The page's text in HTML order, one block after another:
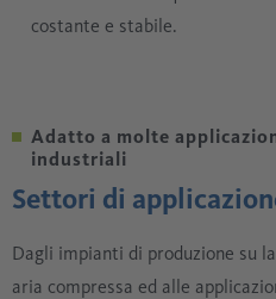
costante e stabile.
Adatto a molte
industriali
Settori di
Dagli impianti di produzione su
aria compressa ed alle